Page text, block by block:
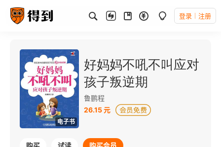
登录 注册
电子书
好妈妈不吼不叫应对
孩子叛逆期
鲁鹏程
26.15 元
购买 试读 购买会员